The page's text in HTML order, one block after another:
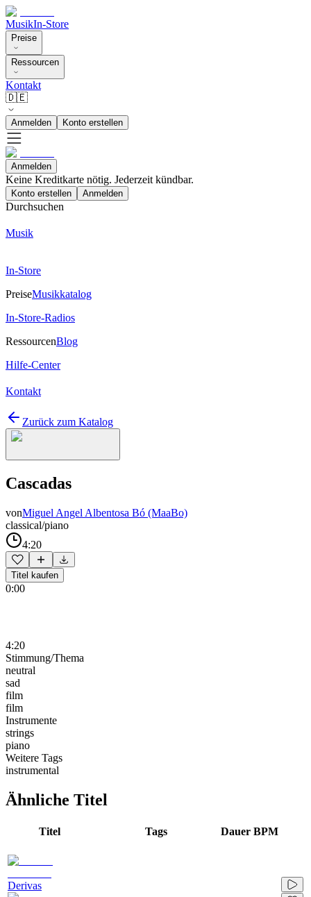
MusikIn-Store
Preise
Ressourcen
Kontakt
🇩🇪
Anmelden Konto erstellen
Anmelden
Keine Kreditkarte nötig. Jederzeit kündbar.
Konto erstellen Anmelden
Durchsuchen
Musik
In-Store
PreiseMusikkatalog
In-Store-Radios
RessourcenBlog
Hilfe-Center
Kontakt
Zurück zum Katalog
Cascadas
vonMiguel Angel Albentosa Bó (MaaBo)
classical/piano
4:20
Titel kaufen
0:00
4:20
Stimmung/Thema
neutral
sad
film
film
Instrumente
strings
piano
Weitere Tags
instrumental
Ähnliche Titel
Titel Tags Dauer BPM
Derivas